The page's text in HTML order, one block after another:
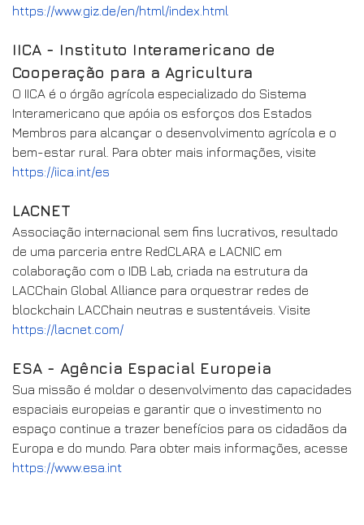
https://www.giz.de/en/html/index.html
IICA - Instituto Interamericano de
Cooperação para a Agricultura
O IICA é o órgão agrícola especializado do Sistema
Interamericano que apóia os esforços dos Estados
Membros para alcançar o desenvolvimento agrícola e o
bem-estar rural. Para obter mais informações, visite
https://iica.int/es
LACNET
Associação internacional sem fins lucrativos, resultado
de uma parceria entre RedCLARA e LACNIC em
colaboração com o IDB Lab, criada na estrutura da
LACChain Global Alliance para orquestrar redes de
blockchain LACChain neutras e sustentáveis. Visite
https://lacnet.com/
ESA - Agência Espacial Europeia
Sua missão é moldar o desenvolvimento das capacidades
espaciais europeias e garantir que o investimento no
espaço continue a trazer benefícios para os cidadãos da
Europa e do mundo. Para obter mais informações, acesse
https://www.esa.int